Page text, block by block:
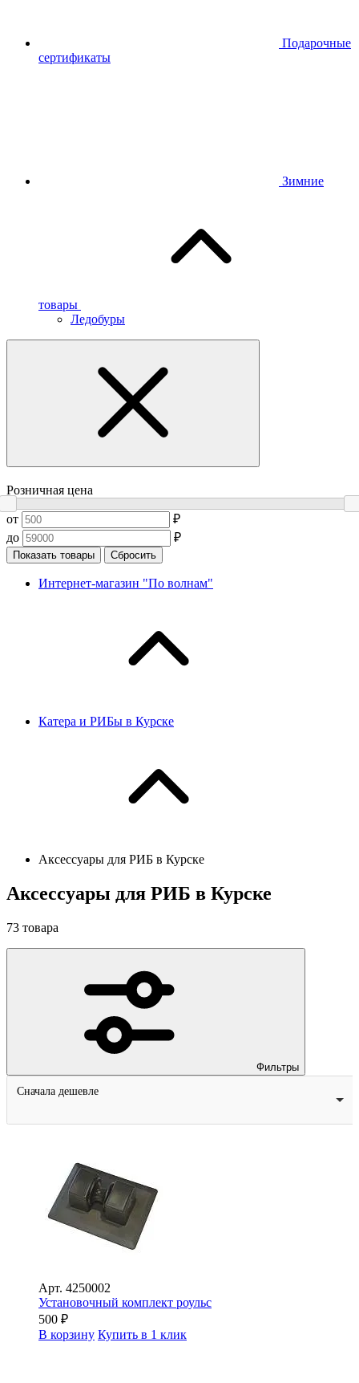
Подарочные
сертификаты
Зимние
товары
Ледобуры
Розничная цена
от
₽
до
₽
Показать товары Сбросить
Интернет-магазин "По волнам"
Катера и РИБы в Курске
Аксессуары для РИБ в Курске
Аксессуары для РИБ в Курске
73 товара
Фильтры
Сначала дешевле
Арт. 4250002
Установочный комплект роульс
500 ₽
В корзину Купить в 1 клик